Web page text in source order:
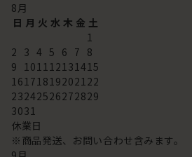
8月
日 月 火 水 木 金 土
1
2 3 4 5 6 7 8
9 101112131415
16171819202122
23242526272829
3031
休業日
※商品発送、お問い合わせ含みます。